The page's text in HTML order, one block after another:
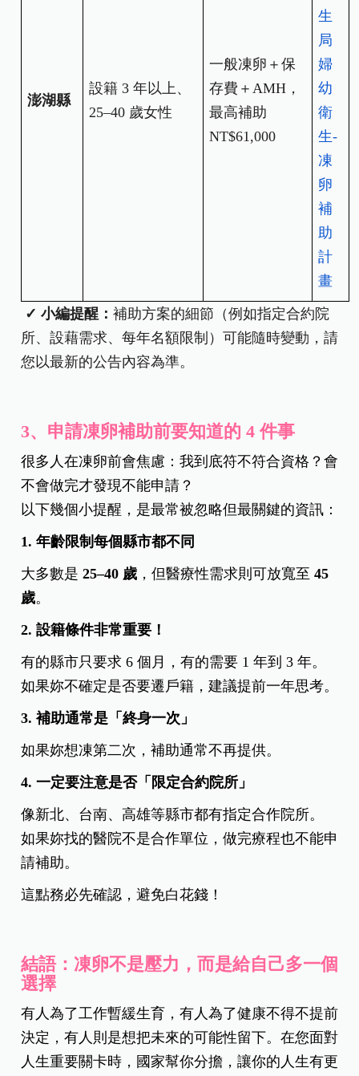
澎湖縣
設籍 3 年以上、
25–40 歲女性
一般凍卵＋保
存費＋AMH，
最高補助
NT$61,000
生
局
婦
幼
衛
生-
凍
卵
補
助
計
畫
✓ 小編提醒：補助方案的細節（例如指定合約院
所、設藉需求、每年名額限制）可能隨時變動，請
您以最新的公告內容為準。
3、申請凍卵補助前要知道的 4 件事
很多人在凍卵前會焦慮：我到底符不符合資格？會
不會做完才發現不能申請？
以下幾個小提醒，是最常被忽略但最關鍵的資訊：
1.年齡限制每個縣市都不同
大多數是25–40 歲 ，但醫療性需求則可放寬至45
歲。
2.設籍條件非常重要！
有的縣市只要求 6 個月，有的需要 1 年到 3 年。
如果妳不確定是否要遷戶籍，建議提前一年思考。
3.補助通常是「終身一次」
如果妳想凍第二次，補助通常不再提供。
4.一定要注意是否「限定合約院所」
像新北、台南、高雄等縣市都有指定合作院所。
如果妳找的醫院不是合作單位，做完療程也不能申
請補助。
這點務必先確認，避免白花錢！
結語：凍卵不是壓力，而是給自己多一個
選擇
有人為了工作暫緩生育，有人為了健康不得不提前
決定，有人則是想把未來的可能性留下。在您面對
人生重要關卡時，國家幫你分擔，讓你的人生有更